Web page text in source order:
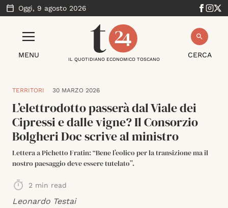
Oggi, 9 agosto 2026
MENU CERCA
IL QUOTIDIANO ECONOMICO TOSCANO
TERRITORI 30 MARZO 2026
L’elettrodotto passerà dal Viale dei
Cipressi e dalle vigne? Il Consorzio
Bolgheri Doc scrive al ministro
Lettera a Pichetto Fratin: “Bene l’eolico per la transizione ma il
nostro paesaggio deve essere tutelato”.
2 min read
Leonardo Testai